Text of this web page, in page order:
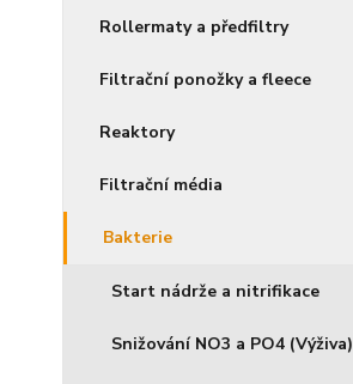
Rollermaty a předfiltry
Filtrační ponožky a fleece
Reaktory
Filtrační média
Bakterie
Start nádrže a nitrifikace
Snižování NO3 a PO4 (Výživa)